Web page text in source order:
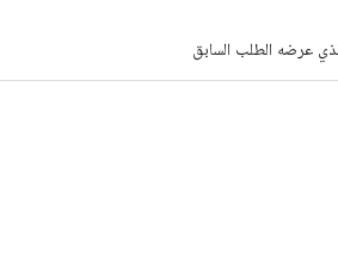
عرضه الطلب السابق